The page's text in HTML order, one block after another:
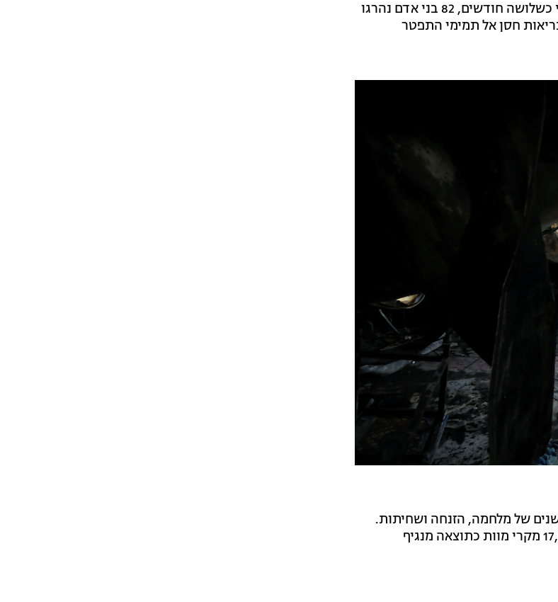
זה אינו מקרה ראשון של שריפה בבית חולים בעיראק בזמן האחרון. לפני כשלושה חודשים, 82 בני אדם נהרגו
חסן אל תמימי התפטר
של מלחמה, הזנחה ושחיתות.
המדינה האסייאתית רשמה 1.4 מיליון זיהומים ודיווחה על יותר מ -17,000 מקרי מוות כתוצאה מנגיף